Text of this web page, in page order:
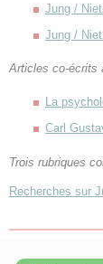
Jung /
Jung /
Articles co-écrits
La
Carl
Trois rubriques
Recherches sur